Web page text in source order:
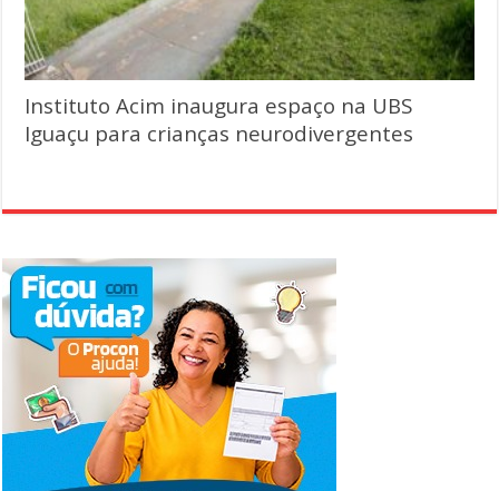
Instituto Acim inaugura espaço na UBS
Iguaçu para crianças neurodivergentes